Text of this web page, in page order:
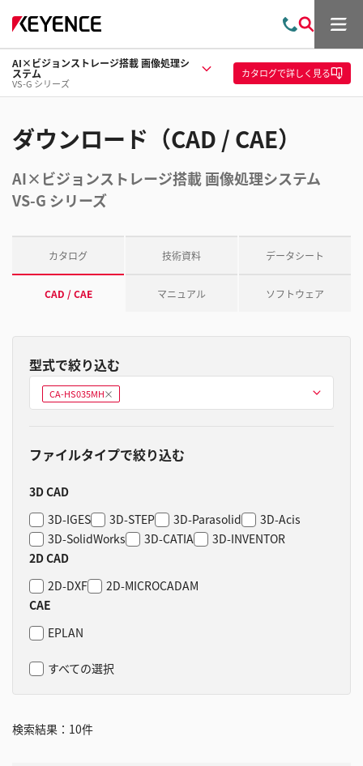
問
い
合
索
メ
ー
AI×ビジョンストレージ搭載 画像処理シ
ステム
VS-G シリーズ
カタログで詳しく見る
ダウンロード（CAD / CAE）
AI×ビジョンストレージ搭載 画像処理システム
VS-G シリーズ
カタログ 技術資料 データシート
CAD / CAE マニュアル ソフトウェア
型式で絞り込む
型式を選ぶ
CA-HS035MH削
除
ファイルタイプで絞り込む
3D CAD
3D-IGES
3D-STEP 3D-Parasolid
3D-Acis
3D-SolidWorks
3D-CATIA
3D-INVENTOR
2D CAD
2D-DXF
2D-MICROCADAM
CAE
EPLAN
すべての選択
検索結果： 10件